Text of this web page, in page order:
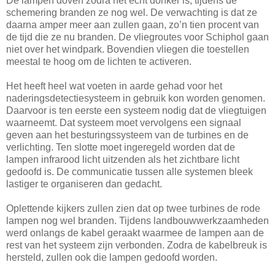
schemering branden ze nog wel. De verwachting is dat ze
daarna amper meer aan zullen gaan, zo’n tien procent van
de tijd die ze nu branden. De vliegroutes voor Schiphol gaan
niet over het windpark. Bovendien vliegen die toestellen
meestal te hoog om de lichten te activeren.
Het heeft heel wat voeten in aarde gehad voor het
naderingsdetectiesysteem in gebruik kon worden genomen.
Daarvoor is ten eerste een systeem nodig dat de vliegtuigen
waarneemt. Dat systeem moet vervolgens een signaal
geven aan het besturingssysteem van de turbines en de
verlichting. Ten slotte moet ingeregeld worden dat de
lampen infrarood licht uitzenden als het zichtbare licht
gedoofd is. De communicatie tussen alle systemen bleek
lastiger te organiseren dan gedacht.
Oplettende kijkers zullen zien dat op twee turbines de rode
lampen nog wel branden. Tijdens landbouwwerkzaamheden
werd onlangs de kabel geraakt waarmee de lampen aan de
rest van het systeem zijn verbonden. Zodra de kabelbreuk is
hersteld, zullen ook die lampen gedoofd worden.